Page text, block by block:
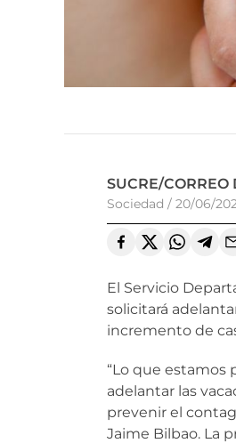
SUCRE/CORREO
Sociedad / 20/06/
El Servicio
solicitará
incremento de
“Lo que estamos
adelantar las
prevenir el
Jaime Bilbao. La